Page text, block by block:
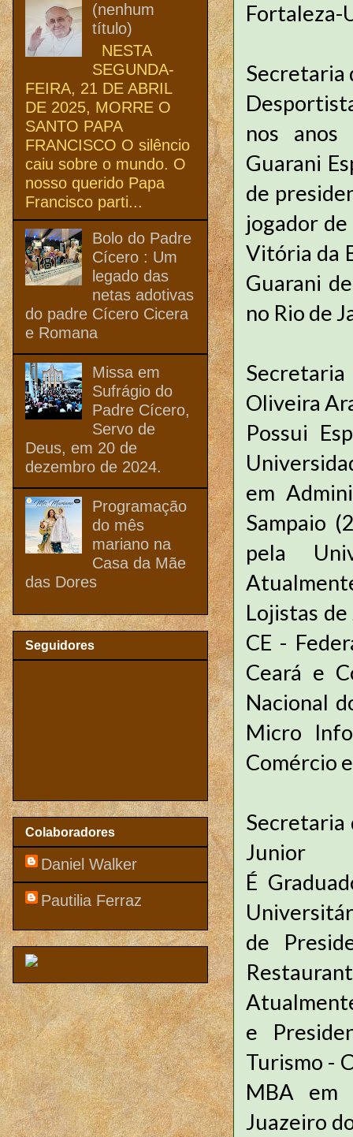
Fortaleza-
Secretaria
nos
Guarani
de
jogador
Vitória da
Guarani
no Rio de
Oliveira
Possui
em
Sampaio
pela
Lojistas
CE -
Ceará e
Nacional
Micro
Comércio
Secretaria
Junior
É
de
e
Turismo -
MBA em
Juazeiro
(nenhum
título)
NESTA
SEGUNDA-
FEIRA, 21 DE ABRIL
DE 2025, MORRE O
SANTO PAPA
FRANCISCO O silêncio
caiu sobre o mundo. O
nosso querido Papa
Francisco parti...
Bolo do Padre
Cícero : Um
legado das
netas adotivas
do padre Cícero Cicera
e Romana
Missa em
Sufrágio do
Padre Cícero,
Servo de
Deus, em 20 de
dezembro de 2024.
Programação
do mês
mariano na
Casa da Mãe
das Dores
Seguidores
Colaboradores
Daniel Walker
Pautilia Ferraz